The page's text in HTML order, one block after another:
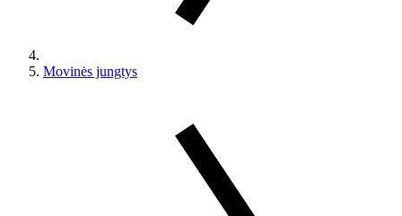
Movinės jungtys